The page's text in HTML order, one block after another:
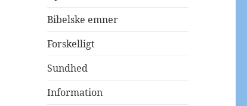
Bibelske emner
Forskelligt
Sundhed
Information